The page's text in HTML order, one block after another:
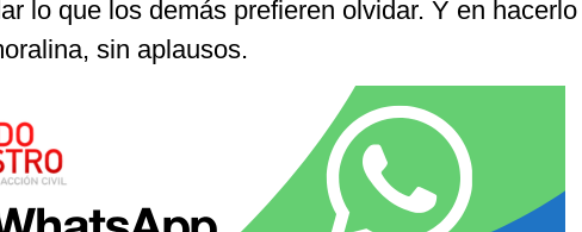
lo que los demás prefieren olvidar. Y en
sin aplausos.